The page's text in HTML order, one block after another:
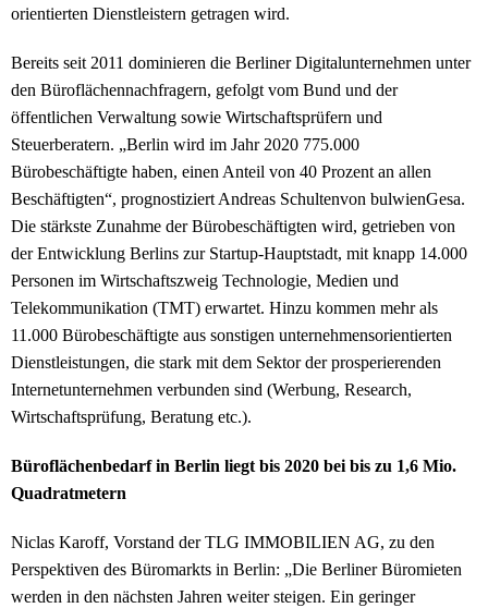
orientierten Dienstleistern getragen wird.
Bereits seit 2011 dominieren die Berliner Digitalunternehmen unter
den Büroflächennachfragern, gefolgt vom Bund und der
öffentlichen Verwaltung sowie Wirtschaftsprüfern und
Steuerberatern. „Berlin wird im Jahr 2020 775.000
Bürobeschäftigte haben, einen Anteil von 40 Prozent an allen
Beschäftigten“, prognostiziert Andreas Schultenvon bulwienGesa.
Die stärkste Zunahme der Bürobeschäftigten wird, getrieben von
der Entwicklung Berlins zur Startup-Hauptstadt, mit knapp 14.000
Personen im Wirtschaftszweig Technologie, Medien und
Telekommunikation (TMT) erwartet. Hinzu kommen mehr als
11.000 Bürobeschäftigte aus sonstigen unternehmensorientierten
Dienstleistungen, die stark mit dem Sektor der prosperierenden
Internetunternehmen verbunden sind (Werbung, Research,
Wirtschaftsprüfung, Beratung etc.).
Büroflächenbedarf in Berlin liegt bis 2020 bei bis zu 1,6 Mio.
Quadratmetern
Niclas Karoff, Vorstand der TLG IMMOBILIEN AG, zu den
Perspektiven des Büromarkts in Berlin: „Die Berliner Büromieten
werden in den nächsten Jahren weiter steigen. Ein geringer